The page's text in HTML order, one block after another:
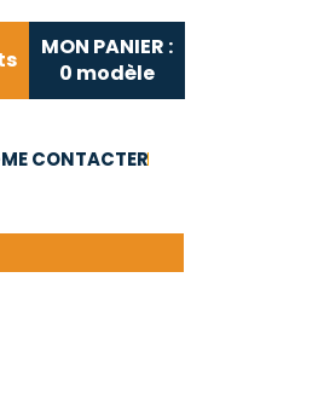
MON PANIER :
0 modèle
CONTACTER